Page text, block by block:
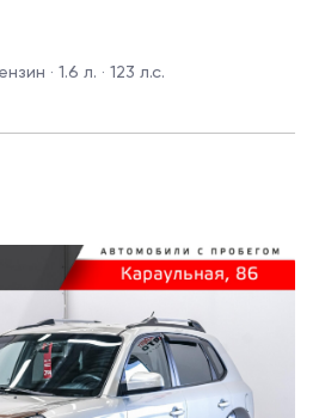
· 1.6 л. · 123 л.с.